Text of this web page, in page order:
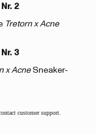
2
Tretorn x Acne
3
x AcneSneaker-
customer support.